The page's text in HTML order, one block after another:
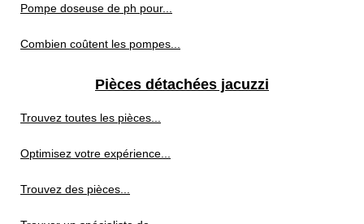
Pompe doseuse de ph pour...
Combien coûtent les pompes...
Pièces détachées jacuzzi
Trouvez toutes les pièces...
Optimisez votre expérience...
Trouvez des pièces...